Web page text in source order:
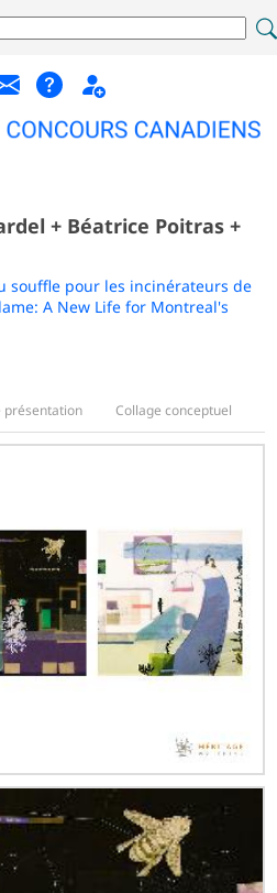
+ Béatrice Poitras +
souffle pour les incinérateurs de
A New Life for Montreal's
présentation Collage conceptuel